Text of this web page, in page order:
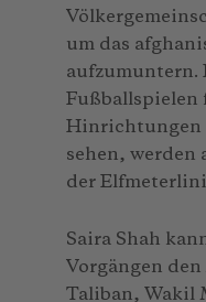
um das
aufzumuntern.
Fußballspielen
Hinrichtungen
sehen, werden
der
Saira Shah
Vorgängen
Taliban, Wakil